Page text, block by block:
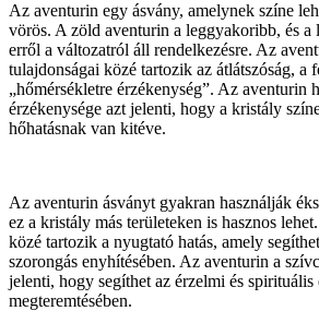
Az aventurin egy ásvány, amelynek színe
vörös. A zöld aventurin a leggyakoribb, és
erről a változatról áll rendelkezésre. Az
tulajdonságai közé tartozik az átlátszóság, a
„hőmérsékletre érzékenység”. Az aventurin
érzékenysége azt jelenti, hogy a kristály
hőhatásnak van kitéve.
Az aventurin ásványt gyakran használják
ez a kristály más területeken is hasznos
közé tartozik a nyugtató hatás, amely segíthet
szorongás enyhítésében. Az aventurin a
jelenti, hogy segíthet az érzelmi és spirituális
megteremtésében.